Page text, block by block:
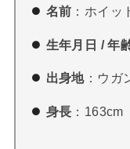
名前 ：ホイッ
生年月日 / 年
出身地：ウガ
身長 ：163cm